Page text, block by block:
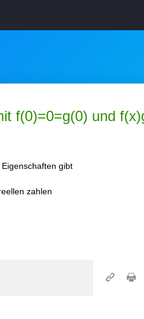
f(0)=0=g(0) und
gibt
zahlen